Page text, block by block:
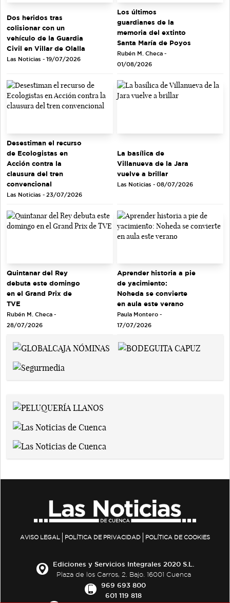
Dos heridos tras
colisionar con un
vehículo de la Guardia
Civil en Villar de Olalla
Las Noticias - 19/07/2026
Los últimos
guardianes de la
memoria del extinto
Santa María de Poyos
Rubén M. Checa -
01/08/2026
Desestiman el recurso
de Ecologistas en
Acción contra la
clausura del tren
convencional
Las Noticias - 23/07/2026
La basílica de
Villanueva de la Jara
vuelve a brillar
Las Noticias - 08/07/2026
Quintanar del Rey
debuta este domingo
en el Grand Prix de
TVE
Rubén M. Checa -
28/07/2026
Aprender historia a pie
de yacimiento:
Noheda se convierte
en aula este verano
Paula Montero -
17/07/2026
AVISO LEGAL POLÍTICA DE PRIVACIDAD POLÍTICA DE COOKIES
Ediciones y Servicios Integrales 2020 S.L.
Plaza de los Carros, 2. Bajo. 16001 Cuenca
969 693 800
601 119 818